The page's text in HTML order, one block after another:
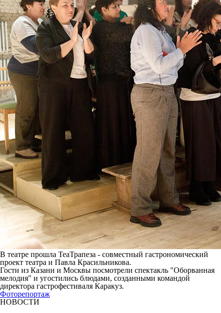
В театре прошла ТеаТрапеза - совместный гастрономический
проект театра и Павла Красильникова.
Гости из Казани и Москвы посмотрели спектакль "Оборванная
мелодия" и угостились блюдами, созданными командой
директора гастрофестиваля Каракуз.
Фоторепортаж
НОВОСТИ